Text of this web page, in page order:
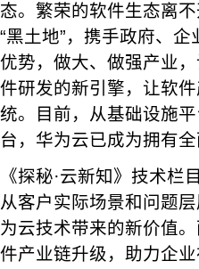
态。繁荣的软件生态离
“黑土地”，携手政府、
优势，做大、做强产业
件研发的新引擎，让软
统。目前，从基础设施
台，华为云已成为拥有
《探秘·云新知》技术
从客户实际场景和问题
为云技术带来的新价值
件产业链升级，助力企